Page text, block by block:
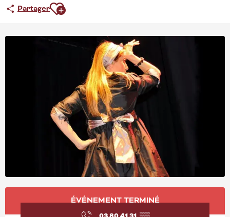
PartagerAjouter aux favoris
OUVERTURE ET
ÉVÉNEMENT TERMINÉ